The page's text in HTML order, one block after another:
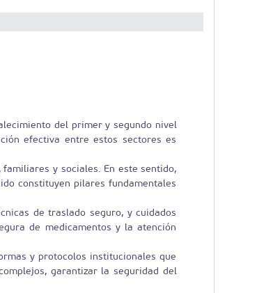
del primer y segundo nivel
efectiva entre estos sectores es
y sociales. En este sentido,
constituyen pilares fundamentales
de traslado seguro, y cuidados
de medicamentos y la atención
y protocolos institucionales que
garantizar la seguridad del